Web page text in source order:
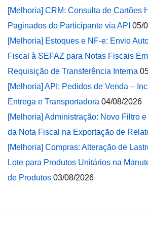
[Melhoria] CRM: Consulta de Cartões
Paginados do Participante via API 05/
[Melhoria] Estoques e NF-e: Envio
Fiscal à SEFAZ para Notas Fiscais
Requisição de Transferência Interna
[Melhoria] API: Pedidos de Venda –
Entrega e Transportadora 04/08/2026
[Melhoria] Administração: Novo Filtro
da Nota Fiscal na Exportação de
[Melhoria] Compras: Alteração de
Lote para Produtos Unitários na
de Produtos 03/08/2026